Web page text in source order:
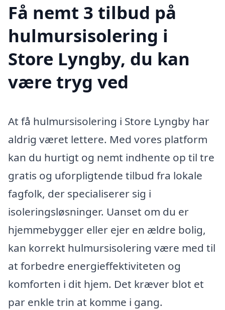
Få nemt 3 tilbud på
hulmursisolering i
Store Lyngby, du kan
være tryg ved
At få hulmursisolering i Store Lyngby har
aldrig været lettere. Med vores platform
kan du hurtigt og nemt indhente op til tre
gratis og uforpligtende tilbud fra lokale
fagfolk, der specialiserer sig i
isoleringsløsninger. Uanset om du er
hjemmebygger eller ejer en ældre bolig,
kan korrekt hulmursisolering være med til
at forbedre energieffektiviteten og
komforten i dit hjem. Det kræver blot et
par enkle trin at komme i gang.